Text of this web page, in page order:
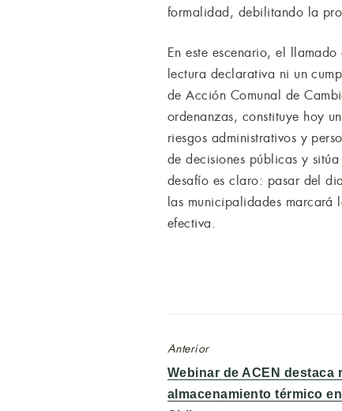
formalidad, debilitando la
En este escenario, el
lectura declarativa ni un
de Acción Comunal de
ordenanzas, constituye hoy
riesgos administrativos y
de decisiones públicas y
desafío es claro: pasar del
las municipalidades
efectiva.
Anterior
Entrada
anterior:
Webinar de ACEN destaca
almacenamiento térmico